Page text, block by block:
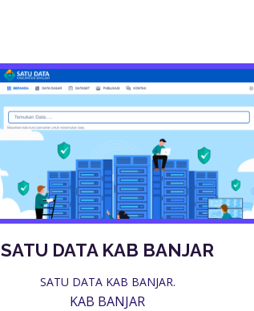
SATU DATA KAB BANJAR
SATU DATA KAB BANJAR.
KAB BANJAR